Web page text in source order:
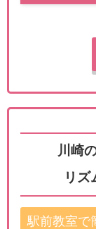
川崎
リズ
駅前教室で